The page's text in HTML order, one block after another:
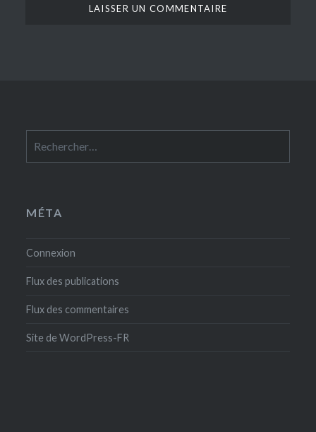
MÉTA
Connexion
Flux des publications
Flux des commentaires
Site de WordPress-FR